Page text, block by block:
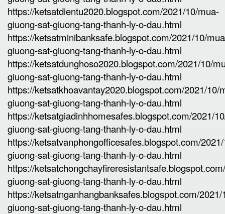
https://ketsatdientu2020.blogspot.com/2021/10/mua-
giuong-sat-giuong-tang-thanh-ly-o-dau.html
https://ketsatminibanksafe.blogspot.com/2021/10/
giuong-sat-giuong-tang-thanh-ly-o-dau.html
https://ketsatdunghoso2020.blogspot.com/2021/10/
giuong-sat-giuong-tang-thanh-ly-o-dau.html
https://ketsatkhoavantay2020.blogspot.com/2021/10/
giuong-sat-giuong-tang-thanh-ly-o-dau.html
https://ketsatgiadinhhomesafes.blogspot.com/2021/
giuong-sat-giuong-tang-thanh-ly-o-dau.html
https://ketsatvanphongofficesafes.blogspot.com/
giuong-sat-giuong-tang-thanh-ly-o-dau.html
https://
giuong-sat-giuong-tang-thanh-ly-o-dau.html
https://ketsatnganhangbanksafes.blogspot.com/
giuong-sat-giuong-tang-thanh-ly-o-dau.html